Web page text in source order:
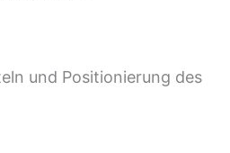
und Positionierung des